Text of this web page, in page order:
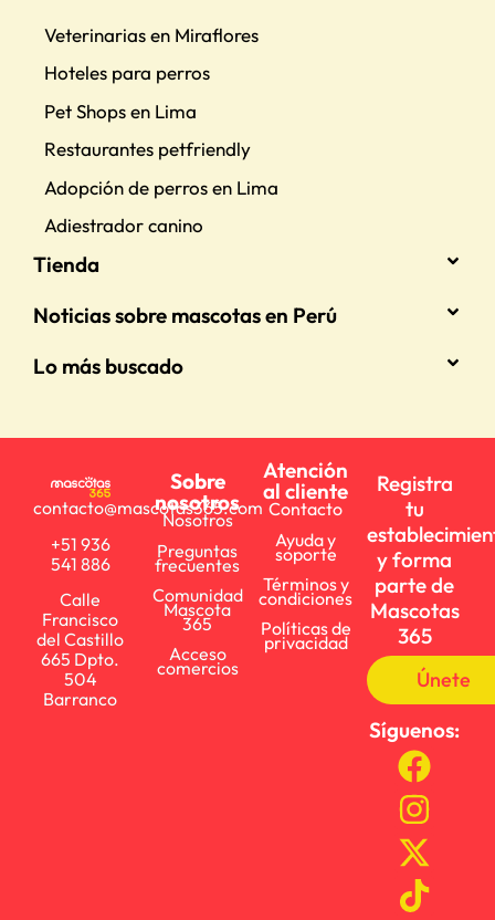
Veterinarias en Miraflores
Hoteles para perros
Pet Shops en Lima
Restaurantes petfriendly
Adopción de perros en Lima
Adiestrador canino
Tienda
Noticias sobre mascotas en Perú
Lo más buscado
contacto@mascotas365.com
+51 936
541 886
Calle
Francisco
del Castillo
665 Dpto.
504
Barranco
Sobre
nosotros
Nosotros
Preguntas
frecuentes
Comunidad
Mascota
365
Acceso
comercios
Atención
al cliente
Contacto
Ayuda y
soporte
Términos y
condiciones
Políticas de
privacidad
Registra
tu
y forma
parte de
Mascotas
365
Únete
Síguenos: